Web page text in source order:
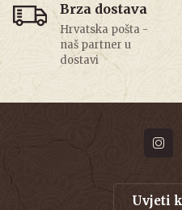
Brza dostava
Hrvatska pošta -
naš partner u
dostavi
Uvjeti